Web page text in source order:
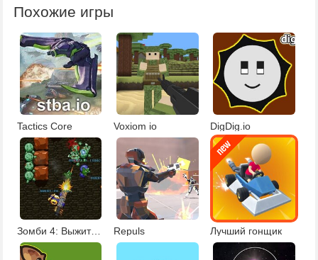
Похожие игры
Tactics Core Voxiom io DigDig.io
Зомби 4: Выжить в зомби-апокалипсисе Repuls Лучший гонщик